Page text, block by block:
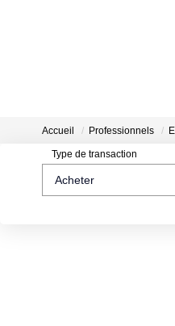
Accueil Professionnels
Acheter
Type de transaction